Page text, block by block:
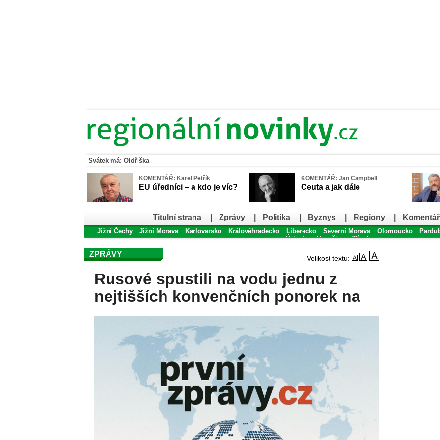
Svátek má: Oldřiška
KOMENTÁŘ: Karel Petřík
EU úředníci – a kdo je víc?
KOMENTÁŘ: Jan Campbell
Ceuta a jak dále
Titulní strana
Zprávy Politika Byznys Regiony
Jižní Čechy Jižní Morava Karlovarsko Královéhradecko Liberecko Severní Morava Olomoucko
Ústecko
Vysočina Zlínsko
ZPRÁVY Velikost textu:
Rusové spustili na vodu jednu z
nejtišších konvenčních ponorek na
světě